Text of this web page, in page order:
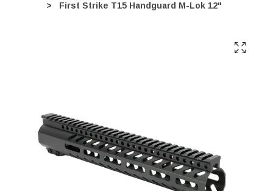
First Strike T15 Handguard M-Lok 12"